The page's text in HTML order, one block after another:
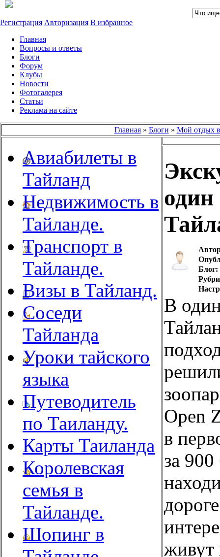
Регистрация Авторизация В избранное
Главная
Вопросы и ответы
Блоги
Форум
Клубы
Новости
Фотогалерея
Статьи
Реклама на сайте
Главная» Блоги » Мой отдых
Авиабилеты в
Тайланд
Недвижимость в
Тайланде.
Транспорт в
Тайланде.
Визы в Тайланд.
Соседи
Тайланда
Уроки тайского
языка
Путеводитель
по Таиланду.
Карты Таиланда
Королевская
семья в
Тайланде.
Шопинг в
Блог:
В
Open
в
за 900
живут